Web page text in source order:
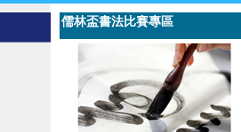
儒林盃書法比賽專區